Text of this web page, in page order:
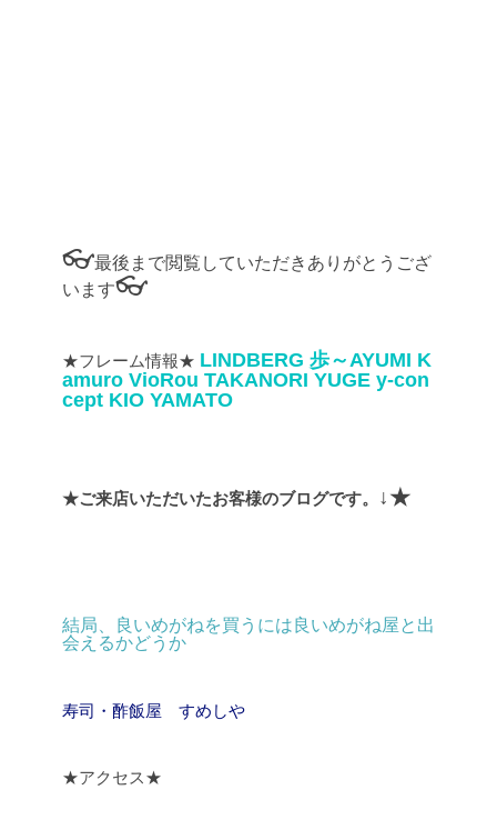
👓最後まで閲覧していただきありがとうござ
います👓
★フレーム情報★ LINDBERG 歩～AYUMI K
amuro VioRou TAKANORI YUGE y-con
cept KIO YAMATO
★ご来店いただいたお客様のブログです。 ↓★
結局、良いめがねを買うには良いめがね屋と出
会えるかどうか
寿司・酢飯屋 すめしや
★アクセス★